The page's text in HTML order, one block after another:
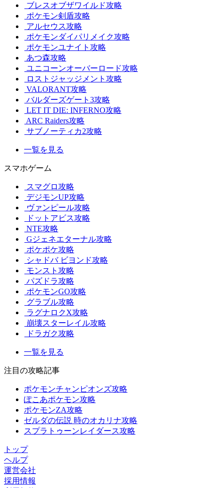
ブレスオブザワイルド攻略
ポケモン剣盾攻略
アルセウス攻略
ポケモンダイパリメイク攻略
ポケモンユナイト攻略
あつ森攻略
ユニコーンオーバーロード攻略
ロストジャッジメント攻略
VALORANT攻略
バルダーズゲート3攻略
LET IT DIE: INFERNO攻略
ARC Raiders攻略
サブノーティカ2攻略
一覧を見る
スマホゲーム
スマグロ攻略
デジモンUP攻略
ヴァンピール攻略
ドットアビス攻略
NTE攻略
Gジェネエターナル攻略
ポケポケ攻略
シャドバ ビヨンド攻略
モンスト攻略
パズドラ攻略
ポケモンGO攻略
グラブル攻略
ラグナロクX攻略
崩壊スターレイル攻略
ドラガク攻略
一覧を見る
注目の攻略記事
ポケモンチャンピオンズ攻略
ぽこあポケモン攻略
ポケモンZA攻略
ゼルダの伝説 時のオカリナ攻略
スプラトゥーンレイダース攻略
トップ
ヘルプ
運営会社
採用情報